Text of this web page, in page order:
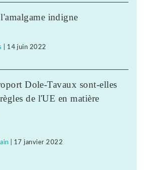
indigne
14 juin 2022
Dole-Tavaux sont-elles
de l'UE en matière
17 janvier 2022